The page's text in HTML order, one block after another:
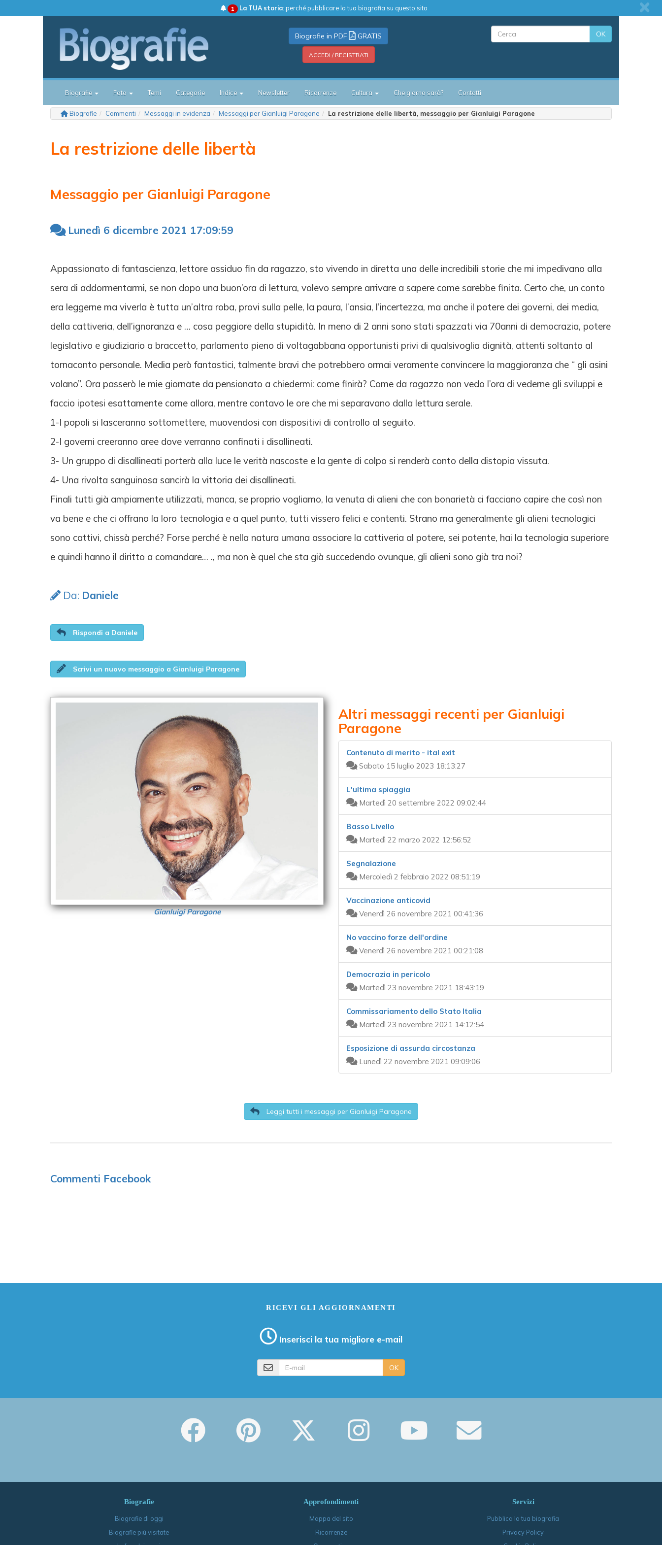
1 La TUA storia: perché pubblicare la tua biografia su questo sito
Biografie in PDF GRATIS
ACCEDI / REGISTRATI
OK
Biografie Foto Temi Categorie Indice Newsletter Ricorrenze Cultura Che giorno sarà? Contatti
Biografie Commenti Messaggi in evidenza Messaggi per Gianluigi Paragone La restrizione delle libertà, messaggio per Gianluigi Paragone
La restrizione delle libertà
Messaggio per Gianluigi Paragone
Lunedì 6 dicembre 2021 17:09:59
Appassionato di fantascienza, lettore assiduo fin da ragazzo, sto vivendo in diretta una delle incredibili storie che mi impedivano alla
sera di addormentarmi, se non dopo una buon’ora di lettura, volevo sempre arrivare a sapere come sarebbe finita. Certo che, un conto
era leggerne ma viverla è tutta un’altra roba, provi sulla pelle, la paura, l’ansia, l’incertezza, ma anche il potere dei governi, dei media,
della cattiveria, dell’ignoranza e … cosa peggiore della stupidità. In meno di 2 anni sono stati spazzati via 70anni di democrazia, potere
legislativo e giudiziario a braccetto, parlamento pieno di voltagabbana opportunisti privi di qualsivoglia dignità, attenti soltanto al
tornaconto personale. Media però fantastici, talmente bravi che potrebbero ormai veramente convincere la maggioranza che “ gli asini
volano”. Ora passerò le mie giornate da pensionato a chiedermi: come finirà? Come da ragazzo non vedo l’ora di vederne gli sviluppi e
faccio ipotesi esattamente come allora, mentre contavo le ore che mi separavano dalla lettura serale.
1-I popoli si lasceranno sottomettere, muovendosi con dispositivi di controllo al seguito.
2-I governi creeranno aree dove verranno confinati i disallineati.
3- Un gruppo di disallineati porterà alla luce le verità nascoste e la gente di colpo si renderà conto della distopia vissuta.
4- Una rivolta sanguinosa sancirà la vittoria dei disallineati.
Finali tutti già ampiamente utilizzati, manca, se proprio vogliamo, la venuta di alieni che con bonarietà ci facciano capire che così non
va bene e che ci offrano la loro tecnologia e a quel punto, tutti vissero felici e contenti. Strano ma generalmente gli alieni tecnologici
sono cattivi, chissà perché? Forse perché è nella natura umana associare la cattiveria al potere, sei potente, hai la tecnologia superiore
e quindi hanno il diritto a comandare… ., ma non è quel che sta già succedendo ovunque, gli alieni sono già tra noi?
Da: Daniele
Rispondi a Daniele
Scrivi un nuovo messaggio a Gianluigi Paragone
Gianluigi Paragone
Altri messaggi recenti per Gianluigi
Paragone
Contenuto di merito - ital exit
Sabato 15 luglio 2023 18:13:27
L'ultima spiaggia
Martedì 20 settembre 2022 09:02:44
Basso Livello
Martedì 22 marzo 2022 12:56:52
Segnalazione
Mercoledì 2 febbraio 2022 08:51:19
Vaccinazione anticovid
Venerdì 26 novembre 2021 00:41:36
No vaccino forze dell'ordine
Venerdì 26 novembre 2021 00:21:08
Democrazia in pericolo
Martedì 23 novembre 2021 18:43:19
Commissariamento dello Stato Italia
Martedì 23 novembre 2021 14:12:54
Esposizione di assurda circostanza
Lunedì 22 novembre 2021 09:09:06
Leggi tutti i messaggi per Gianluigi Paragone
Commenti Facebook
RICEVI GLI AGGIORNAMENTI
Inserisci la tua migliore e-mail
OK
Biografie
Biografie di oggi
Biografie più visitate
Approfondimenti
Mappa del sito
Ricorrenze
Servizi
Pubblica la tua biografia
Privacy Policy